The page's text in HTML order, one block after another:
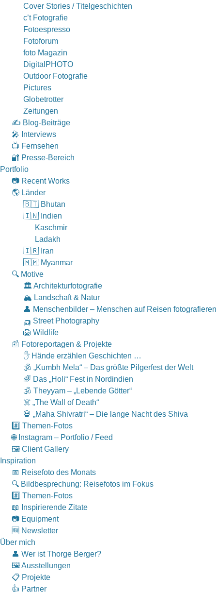
Cover Stories / Titelgeschichten
c’t Fotografie
Fotoespresso
Fotoforum
foto Magazin
DigitalPHOTO
Outdoor Fotografie
Pictures
Globetrotter
Zeitungen
✍️ Blog-Beiträge
🎤 Interviews
📺 Fernsehen
🔐 Presse-Bereich
Portfolio
📷 Recent Works
🌎 Länder
🇧🇹 Bhutan
🇮🇳 Indien
Kaschmir
Ladakh
🇮🇷 Iran
🇲🇲 Myanmar
🔍 Motive
🏛 Architekturfotografie
🏔 Landschaft & Natur
👤 Menschenbilder – Menschen auf Reisen fotografieren
🛺 Street Photography
🦁 Wildlife
📰 Fotoreportagen & Projekte
✋ Hände erzählen Geschichten …
🕉 „Kumbh Mela“ – Das größte Pilgerfest der Welt
🌈 Das „Holi“ Fest in Nordindien
🕉 Theyyam – „Lebende Götter“
☠️ „The Wall of Death“
💀 „Maha Shivratri“ – Die lange Nacht des Shiva
#️⃣ Themen-Fotos
🌐 Instagram – Portfolio / Feed
🖼 Client Gallery
Inspiration
📅 Reisefoto des Monats
🔍 Bildbesprechung: Reisefotos im Fokus
#️⃣ Themen-Fotos
📖 Inspirierende Zitate
📷 Equipment
🆕 Newsletter
Über mich
👤 Wer ist Thorge Berger?
🖼 Ausstellungen
📋 Projekte
👍 Partner